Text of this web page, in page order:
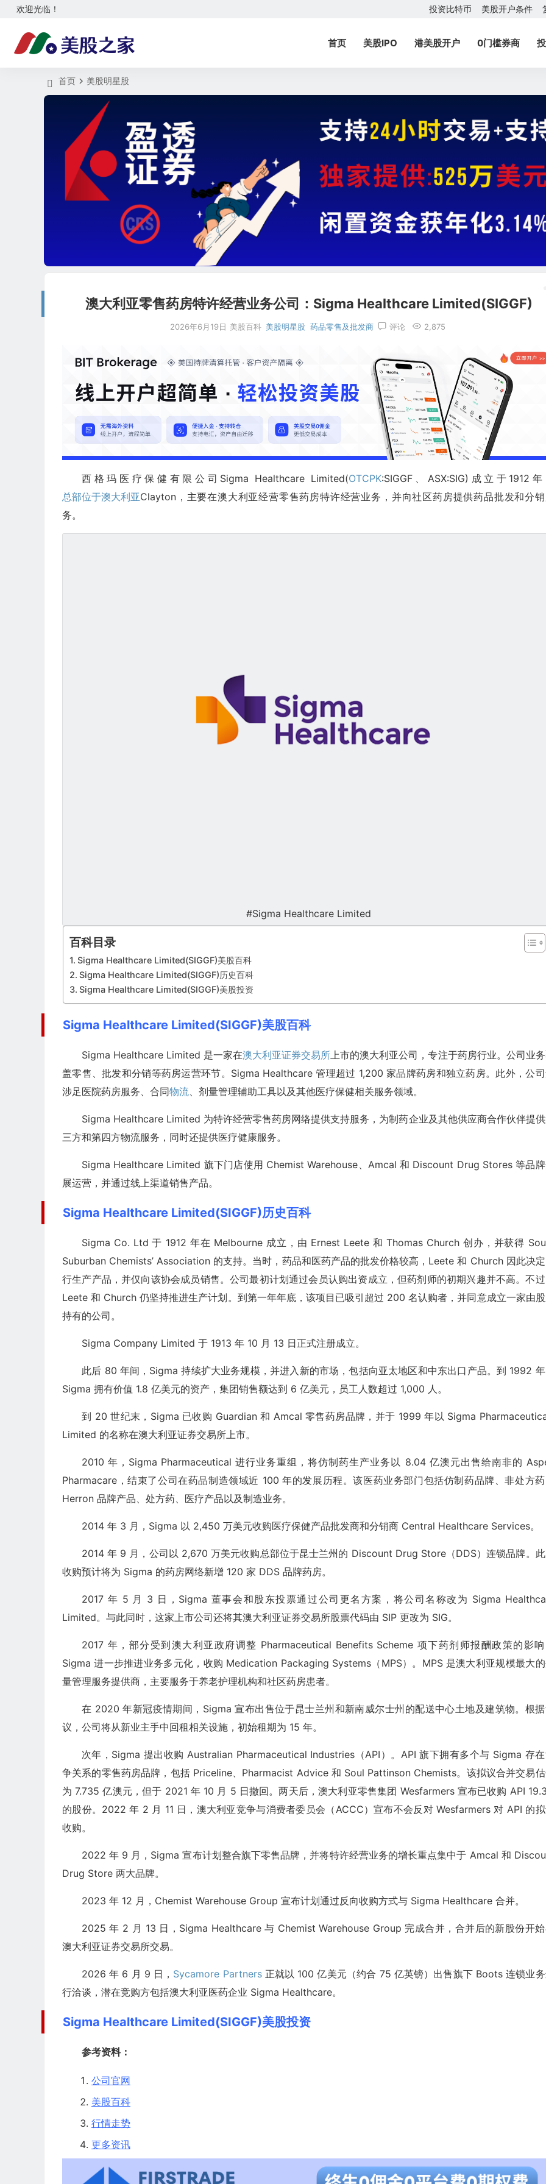
欢迎光临！ 投资比特币 美股开户条件
首页 美股IPO 港美股开户 0门槛券商
首页 美股明星股
澳大利亚零售药房特许经营业务公司：Sigma Healthcare Limited(SIGGF)
2026年6月19日 美股百科 美股明星股 药品零售及批发商 评论 2,875
西格玛医疗保健有限公司Sigma Healthcare Limited(OTCPK:SIGGF、ASX:SIG)成立于1912
总部位于澳大利亚Clayton，主要在澳大利亚经营零售药房特许经营业务，并向社区药房提供药品批发和分
务。
#Sigma Healthcare Limited
百科目录
Sigma Healthcare Limited(SIGGF)美股百科
Sigma Healthcare Limited(SIGGF)历史百科
Sigma Healthcare Limited(SIGGF)美股投资
Sigma Healthcare Limited(SIGGF)美股百科
Sigma Healthcare Limited 是一家在澳大利亚证券交易所 上市的澳大利亚公司，专注于药房行业。公司业
盖零售、批发和分销等药房运营环节。Sigma Healthcare 管理超过 1,200 家品牌药房和独立药房。此外，公
涉足医院药房服务、合同物流 、剂量管理辅助工具以及其他医疗保健相关服务领域。
Sigma Healthcare Limited 为特许经营零售药房网络提供支持服务，为制药企业及其他供应商合作伙伴提
三方和第四方物流服务，同时还提供医疗健康服务。
Sigma Healthcare Limited 旗下门店使用 Chemist Warehouse、Amcal 和 Discount Drug Stores 等品
展运营，并通过线上渠道销售产品。
Sigma Healthcare Limited(SIGGF)历史百科
Sigma Co. Ltd 于 1912 年在 Melbourne 成立，由 Ernest Leete 和 Thomas Church 创办，并获得
Suburban Chemists’ Association 的支持。当时，药品和医药产品的批发价格较高，Leete 和 Church 因此决
行生产产品，并仅向该协会成员销售。公司最初计划通过会员认购出资成立，但药剂师的初期兴趣并不高。不
Leete 和 Church 仍坚持推进生产计划。到第一年年底，该项目已吸引超过 200 名认购者，并同意成立一家由
持有的公司。
Sigma Company Limited 于 1913 年 10 月 13 日正式注册成立。
此后 80 年间，Sigma 持续扩大业务规模，并进入新的市场，包括向亚太地区和中东出口产品。到 1992
Sigma 拥有价值 1.8 亿美元的资产，集团销售额达到 6 亿美元，员工人数超过 1,000 人。
到 20 世纪末，Sigma 已收购 Guardian 和 Amcal 零售药房品牌，并于 1999 年以 Sigma
Limited 的名称在澳大利亚证券交易所上市。
2010 年，Sigma Pharmaceutical 进行业务重组，将仿制药生产业务以 8.04 亿澳元出售给南非的
Pharmacare，结束了公司在药品制造领域近 100 年的发展历程。该医药业务部门包括仿制药品牌、非处方
Herron 品牌产品、处方药、医疗产品以及制造业务。
2014 年 3 月，Sigma 以 2,450 万美元收购医疗保健产品批发商和分销商 Central Healthcare Services。
2014 年 9 月，公司以 2,670 万美元收购总部位于昆士兰州的 Discount Drug Store（DDS）连锁品牌。
收购预计将为 Sigma 的药房网络新增 120 家 DDS 品牌药房。
2017 年 5 月 3 日，Sigma 董事会和股东投票通过公司更名方案，将公司名称改为 Sigma
Limited。与此同时，这家上市公司还将其澳大利亚证券交易所股票代码由 SIP 更改为 SIG。
2017 年，部分受到澳大利亚政府调整 Pharmaceutical Benefits Scheme 项下药剂师报酬政策的影
Sigma 进一步推进业务多元化，收购 Medication Packaging Systems（MPS）。MPS 是澳大利亚规模最大
量管理服务提供商，主要服务于养老护理机构和社区药房患者。
在 2020 年新冠疫情期间，Sigma 宣布出售位于昆士兰州和新南威尔士州的配送中心土地及建筑物。根
议，公司将从新业主手中回租相关设施，初始租期为 15 年。
次年，Sigma 提出收购 Australian Pharmaceutical Industries（API）。API 旗下拥有多个与 Sigma 存
争关系的零售药房品牌，包括 Priceline、Pharmacist Advice 和 Soul Pattinson Chemists。该拟议合并交易
为 7.735 亿澳元，但于 2021 年 10 月 5 日撤回。两天后，澳大利亚零售集团 Wesfarmers 宣布已收购 API
的股份。2022 年 2 月 11 日，澳大利亚竞争与消费者委员会（ACCC）宣布不会反对 Wesfarmers 对 API 的
收购。
2022 年 9 月，Sigma 宣布计划整合旗下零售品牌，并将特许经营业务的增长重点集中于 Amcal 和
Drug Store 两大品牌。
2023 年 12 月，Chemist Warehouse Group 宣布计划通过反向收购方式与 Sigma Healthcare 合并。
2025 年 2 月 13 日，Sigma Healthcare 与 Chemist Warehouse Group 完成合并，合并后的新股份开
澳大利亚证券交易所交易。
2026 年 6 月 9 日， Sycamore Partners正就以 100 亿美元（约合 75 亿英镑）出售旗下 Boots 连锁业
行洽谈，潜在竞购方包括澳大利亚医药企业 Sigma Healthcare。
Sigma Healthcare Limited(SIGGF)美股投资
参考资料：
公司官网
美股百科
行情走势
更多资讯